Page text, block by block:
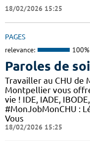
18/02/2026 15:25
PAGES
relevance: 100%
Paroles de
Travailler au CHU de
Montpellier vous
vie ! IDE, IADE,
#MonJobMonCHU :
Vous
18/02/2026 15:25